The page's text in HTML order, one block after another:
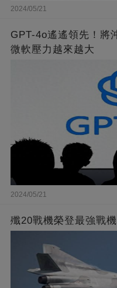
2024/05/21
GPT-4o遙遙領先！將
微軟壓力越來越大
2024/05/21
殲20戰機榮登最強戰